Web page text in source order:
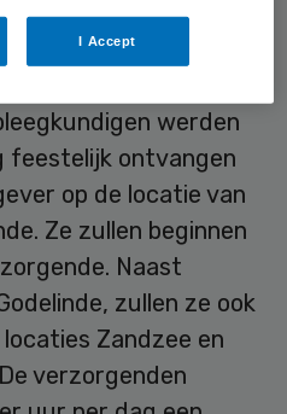
werden
feestelijk ontvangen
op de locatie van
Ze zullen beginnen
Naast
zullen ze ook
Zandzee en
verzorgenden
I Accept